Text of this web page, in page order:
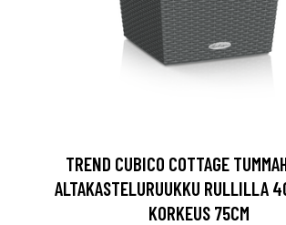
TREND CUBICO COTTAGE
ALTAKASTELURUUKKU RULLILLA
KORKEUS 75CM